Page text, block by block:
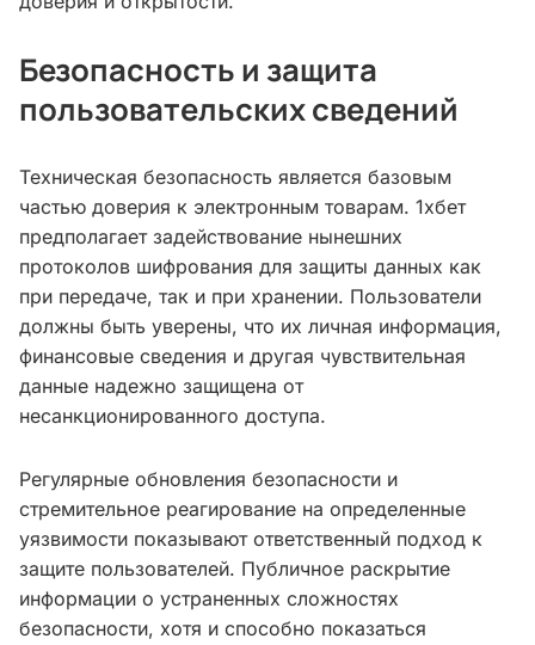
Безопасность и защита
пользовательских сведений
Техническая безопасность является базовым
частью доверия к электронным товарам. 1хбет
предполагает задействование нынешних
протоколов шифрования для защиты данных как
при передаче, так и при хранении. Пользователи
должны быть уверены, что их личная информация,
финансовые сведения и другая чувствительная
данные надежно защищена от
несанкционированного доступа.
Регулярные обновления безопасности и
стремительное реагирование на определенные
уязвимости показывают ответственный подход к
защите пользователей. Публичное раскрытие
информации о устраненных сложностях
безопасности, хотя и способно показаться